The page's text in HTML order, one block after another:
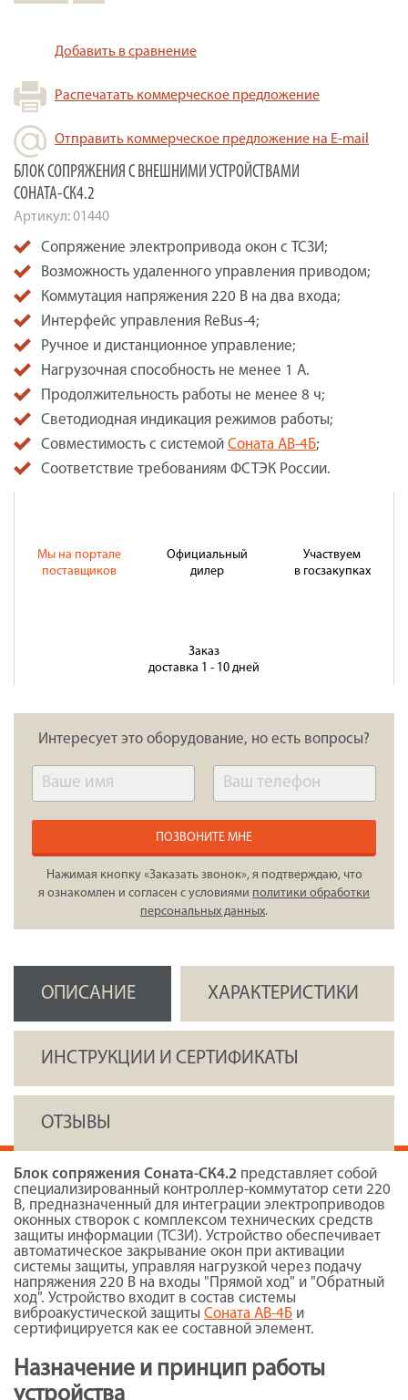
Добавить в сравнение
Распечатать коммерческое предложение
Отправить коммерческое предложение на E-mail
БЛОК СОПРЯЖЕНИЯ С ВНЕШНИМИ УСТРОЙСТВАМИ
СОНАТА-СК4.2
Артикул:01440
Сопряжение электропривода окон с ТСЗИ;
Возможность удаленного управления приводом;
Коммутация напряжения 220 В на два входа;
Интерфейс управления ReBus-4;
Ручное и дистанционное управление;
Нагрузочная способность не менее 1 А.
Продолжительность работы не менее 8 ч;
Светодиодная индикация режимов работы;
Совместимость с системой Соната АВ-4Б;
Соответствие требованиям ФСТЭК России.
Мы на портале
поставщиков
Официальный
дилер
Участвуем
в госзакупках
Заказ
доставка 1 - 10 дней
Интересует это оборудование, но есть вопросы?
ПОЗВОНИТЕ МНЕ
Нажимая кнопку «Заказать звонок», я подтверждаю, что
я ознакомлен и согласен с условиями политики обработки
персональных данных.
ОПИСАНИЕ ХАРАКТЕРИСТИКИ
ИНСТРУКЦИИ И СЕРТИФИКАТЫ
ОТЗЫВЫ
Блок сопряжения Соната-СК4.2 представляет собой
специализированный контроллер-коммутатор сети 220
В, предназначенный для интеграции электроприводов
оконных створок с комплексом технических средств
защиты информации (ТСЗИ). Устройство обеспечивает
автоматическое закрывание окон при активации
системы защиты, управляя нагрузкой через подачу
напряжения 220 В на входы "Прямой ход" и "Обратный
ход". Устройство входит в состав системы
виброакустической защиты Соната АВ-4Б и
сертифицируется как ее составной элемент.
Назначение и принцип работы
устройства